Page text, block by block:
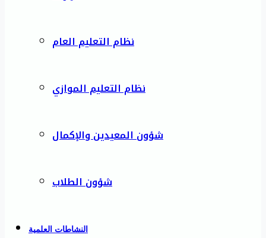
نظام التعليم العام
نظام التعليم الموازي
شؤون المعيدين والإكمال
شؤون الطلاب
النشاطات العلمية